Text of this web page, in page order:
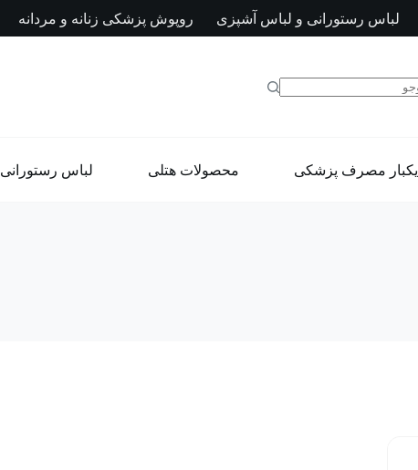
لباس رستورانی و لباس آشپزی روپوش پزشکی زنانه و مردانه
یکبار مصرف پزشکی محصولات هتلی لباس رستورانی